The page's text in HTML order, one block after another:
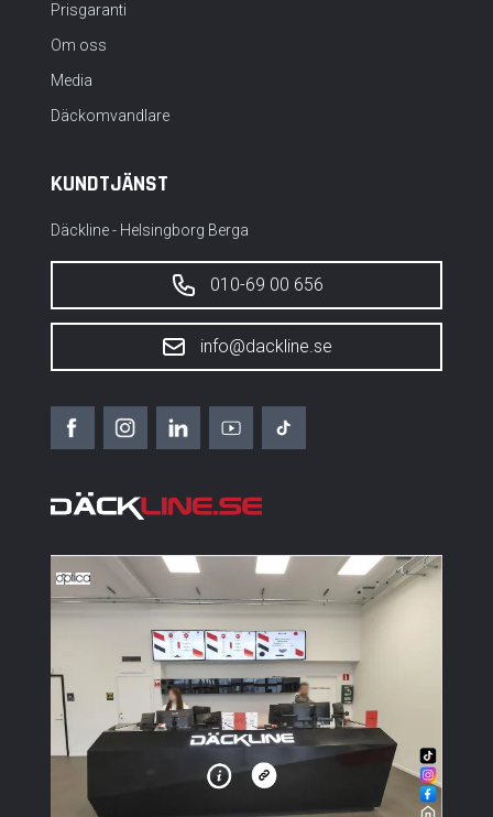
Prisgaranti
Om oss
Media
Däckomvandlare
KUNDTJÄNST
Däckline - Helsingborg Berga
010-69 00 656
info@dackline.se